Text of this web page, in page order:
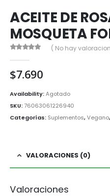
ACEITE DE
MOSQUETA
( No hay
$7.690
Availability:Agotado
SKU:76063061226940
Categorías: Suplementos,Vegano,
VALORACIONES (0)
Valoraciones